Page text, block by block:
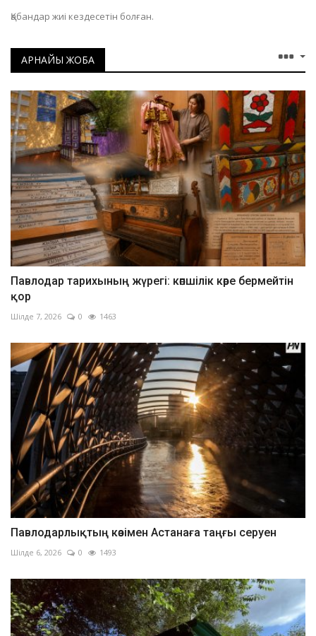
Қабандар жиі кездесетін болған.
АРНАЙЫ ЖОБА
Павлодар тарихының жүрегі: көпшілік көре бермейтін
қор
Шілде 7, 2026 0 1463
Павлодарлықтың көзімен Астанаға таңғы серуен
Шілде 6, 2026 0 1493